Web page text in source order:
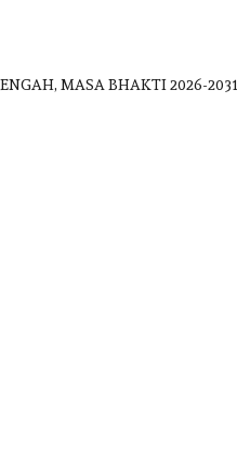
MASA BHAKTI 2026-2031